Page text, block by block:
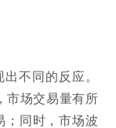
不同的反应。
市场交易量有所
；同时，市场波